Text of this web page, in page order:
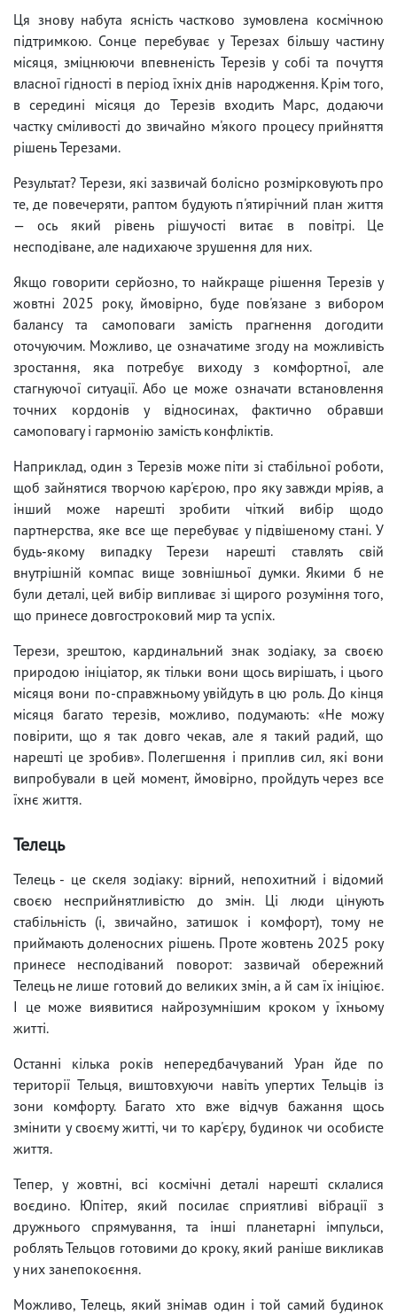
Ця знову набута ясність частково зумовлена ​​космічною
підтримкою. Сонце перебуває у Терезах більшу частину
місяця, зміцнюючи впевненість Терезів у собі та почуття
власної гідності в період їхніх днів народження. Крім того,
в середині місяця до Терезів входить Марс, додаючи
частку сміливості до звичайно м'якого процесу прийняття
рішень Терезами.
Результат? Терези, які зазвичай болісно розмірковують про
те, де повечеряти, раптом будують п'ятирічний план життя
— ось який рівень рішучості витає в повітрі. Це
несподіване, але надихаюче зрушення для них.
Якщо говорити серйозно, то найкраще рішення Терезів у
жовтні 2025 року, ймовірно, буде пов'язане з вибором
балансу та самоповаги замість прагнення догодити
оточуючим. Можливо, це означатиме згоду на можливість
зростання, яка потребує виходу з комфортної, але
стагнуючої ситуації. Або це може означати встановлення
точних кордонів у відносинах, фактично обравши
самоповагу і гармонію замість конфліктів.
Наприклад, один з Терезів може піти зі стабільної роботи,
щоб зайнятися творчою кар'єрою, про яку завжди мріяв, а
інший може нарешті зробити чіткий вибір щодо
партнерства, яке все ще перебуває у підвішеному стані. У
будь-якому випадку Терези нарешті ставлять свій
внутрішній компас вище зовнішньої думки. Якими б не
були деталі, цей вибір випливає зі щирого розуміння того,
що принесе довгостроковий мир та успіх.
Терези, зрештою, кардинальний знак зодіаку, за своєю
природою ініціатор, як тільки вони щось вирішать, і цього
місяця вони по-справжньому увійдуть в цю роль. До кінця
місяця багато терезів, можливо, подумають: «Не можу
повірити, що я так довго чекав, але я такий радий, що
нарешті це зробив». Полегшення і приплив сил, які вони
випробували в цей момент, ймовірно, пройдуть через все
їхнє життя.
Телець
Телець - це скеля зодіаку: вірний, непохитний і відомий
своєю несприйнятливістю до змін. Ці люди цінують
стабільність (і, звичайно, затишок і комфорт), тому не
приймають доленосних рішень. Проте жовтень 2025 року
принесе несподіваний поворот: зазвичай обережний
Телець не лише готовий до великих змін, а й сам їх ініціює.
І це може виявитися найрозумнішим кроком у їхньому
житті.
Останні кілька років непередбачуваний Уран йде по
території Тельця, виштовхуючи навіть упертих Тельців із
зони комфорту. Багато хто вже відчув бажання щось
змінити у своєму житті, чи то кар'єру, будинок чи особисте
життя.
Тепер, у жовтні, всі космічні деталі нарешті склалися
воєдино. Юпітер, який посилає сприятливі вібрації з
дружнього спрямування, та інші планетарні імпульси,
роблять Тельцов готовими до кроку, який раніше викликав
у них занепокоєння.
Можливо, Телець, який знімав один і той самий будинок